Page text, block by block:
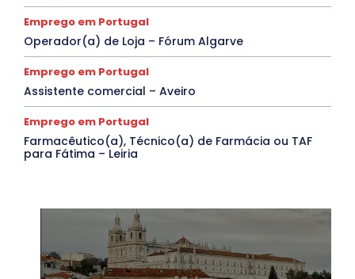
Emprego em Portugal
Operador(a) de Loja – Fórum Algarve
Emprego em Portugal
Assistente comercial – Aveiro
Emprego em Portugal
Farmacêutico(a), Técnico(a) de Farmácia ou TAF
para Fátima – Leiria